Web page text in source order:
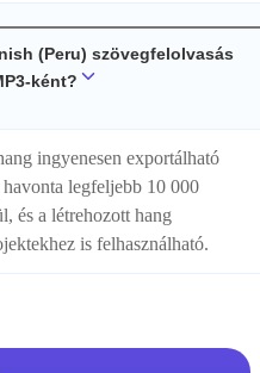
(Peru) szövegfelolvasás
ként?
ingyenesen exportálható
legfeljebb 10 000
és a létrehozott hang
is felhasználható.